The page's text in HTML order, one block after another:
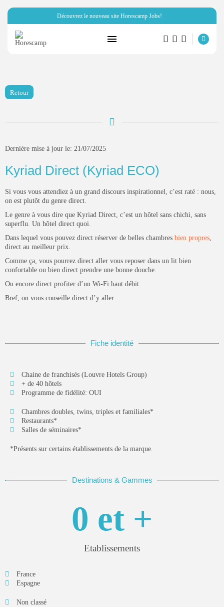
Découvrez le nouveau site Horescamp Jobs!
ARTICLES RÉCENTS
Miraï vous parle de son club...
HORESCAMP
Horescamp Jobs: recrutement dans
les métiers...
FnB Concept: la solution de
restauration...
PAR WILLY 23 SEPTEMBRE 2025
Hôtellerie
19 Articles
Dossiers
6 Articles
DERNIERS AVIS
4.2
Technologies
HORESCAMP 29 MARS 2025
WILLY 20 DÉCEMBRE 2021
SUIVEZ HORESCAMP
Retour
Dernière mise à jour le: 21/07/2025
Kyriad Direct (Kyriad ECO)
Si vous vous attendiez à un grand discours inspirationnel, c’est raté : nous,
on est plutôt du genre direct.
Le genre à vous dire que Kyriad Direct, c’est un hôtel sans chichi, sans
superflu. Un hôtel direct quoi.
Dans lequel vous pouvez direct réserver de belles chambres bien propres,
direct au meilleur prix.
Comme ça, vous pourrez direct aller vous reposer dans un lit bien
confortable ou bien direct prendre une bonne douche.
Ou encore direct profiter d’un Wi-Fi haut débit.
Bref, on vous conseille direct d’y aller.
Fiche identité
Chaine de franchisés (Louvre Hotels Group)
+ de 40 hôtels
Programme de fidélité: OUI
Chambres doubles, twins, triples et familiales*
Restaurants*
Salles de séminaires*
*Présents sur certains établissements de la marque.
Destinations & Gammes
Etablissements
0 et +
France
Espagne
Non classé